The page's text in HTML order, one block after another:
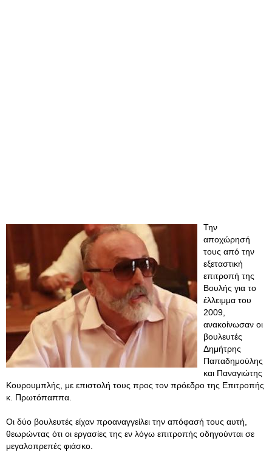
Την
αποχώρησή
τους από την
εξεταστική
επιτροπή της
Βουλής για το
έλλειμμα του
2009,
ανακοίνωσαν οι
βουλευτές
Δημήτρης
Παπαδημούλης
και Παναγιώτης
Κουρουμπλής, με επιστολή τους προς τον πρόεδρο της Επιτροπής
κ. Πρωτόπαππα.
Οι δύο βουλευτές είχαν προαναγγείλει την απόφασή τους αυτή,
θεωρώντας ότι οι εργασίες της εν λόγω επιτροπής οδηγούνται σε
μεγαλοπρεπές φιάσκο.